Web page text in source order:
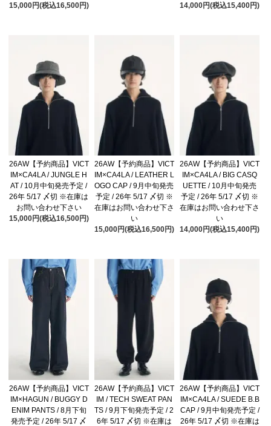
15,000円(税込16,500円)
14,000円(税込15,400円)
26AW【予約商品】VICT
IM×CA4LA / JUNGLE H
AT / 10月中旬発売予定 /
26年 5/17 〆切 ※在庫は
お問い合わせ下さい
15,000円(税込16,500円)
26AW【予約商品】VICT
IM×CA4LA / LEATHER L
OGO CAP / 9月中旬発売
予定 / 26年 5/17 〆切 ※
在庫はお問い合わせ下さ
い
15,000円(税込16,500円)
26AW【予約商品】VICT
IM×CA4LA / BIG CASQ
UETTE / 10月中旬発売
予定 / 26年 5/17 〆切 ※
在庫はお問い合わせ下さ
い
14,000円(税込15,400円)
26AW【予約商品】VICT
IM×HAGUN / BUGGY D
ENIM PANTS / 8月下旬
発売予定 / 26年 5/17 〆
26AW【予約商品】VICT
IM / TECH SWEAT PAN
TS / 9月下旬発売予定 / 2
6年 5/17 〆切 ※在庫は
26AW【予約商品】VICT
IM×CA4LA / SUEDE B.B
CAP / 9月中旬発売予定 /
26年 5/17 〆切 ※在庫は